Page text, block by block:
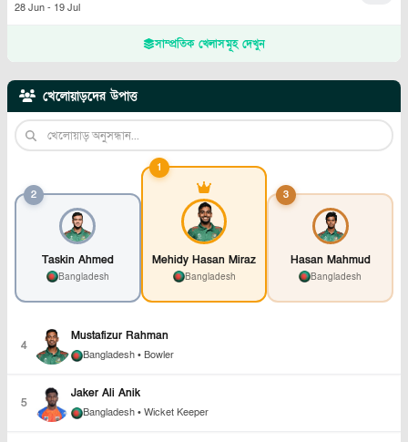
28 Jun - 19 Jul
সাম্প্রতিক খেলাসমূহ দেখুন
খেলোয়াড়দের উপাত্ত
2
Taskin Ahmed
Bangladesh
1
Mehidy Hasan Miraz
Bangladesh
3
Hasan Mahmud
Bangladesh
4
Mustafizur Rahman
Bangladesh • Bowler
5
Jaker Ali Anik
Bangladesh • Wicket Keeper